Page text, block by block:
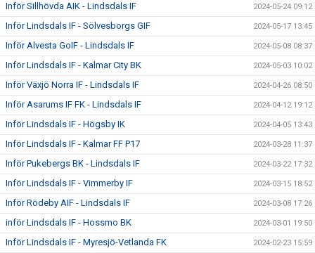
Inför Sillhövda AIK - Lindsdals IF 2024-05-24 09:12
Inför Lindsdals IF - Sölvesborgs GIF 2024-05-17 13:45
Inför Alvesta GoIF - Lindsdals IF 2024-05-08 08:37
Inför Lindsdals IF - Kalmar City BK 2024-05-03 10:02
Inför Växjö Norra IF - Lindsdals IF 2024-04-26 08:50
Inför Asarums IF FK - Lindsdals IF 2024-04-12 19:12
Inför Lindsdals IF - Högsby IK 2024-04-05 13:43
Inför Lindsdals IF - Kalmar FF P17 2024-03-28 11:37
Inför Pukebergs BK - Lindsdals IF 2024-03-22 17:32
Inför Lindsdals IF - Vimmerby IF 2024-03-15 18:52
Inför Rödeby AIF - Lindsdals IF 2024-03-08 17:26
inför Lindsdals IF - Hossmo BK 2024-03-01 19:50
Inför Lindsdals IF - Myresjö-Vetlanda FK 2024-02-23 15:59